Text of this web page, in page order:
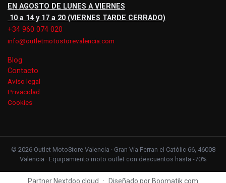
EN AGOSTO DE LUNES A VIERNES
10 a 14 y 17 a 20 (VIERNES TARDE CERRADO)
+34 960 074 020
info@outletmotostorevalencia.com
Blog
Contacto
Aviso legal
Privacidad
Cookies
© 2026 Outlet MotoStore Valencia · Gran Vía Ferran el Catòlic 66, 46008
Valencia · Equipamiento moto outlet con descuentos hasta -70%
Partner Nextdoo.cloud · Diseñado por Boomatik.com